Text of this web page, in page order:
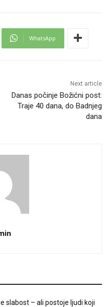
WhatsApp
Next article
Danas počinje Božićni post:
Traje 40 dana, do Badnjeg
dana
slabost – ali postoje ljudi koji